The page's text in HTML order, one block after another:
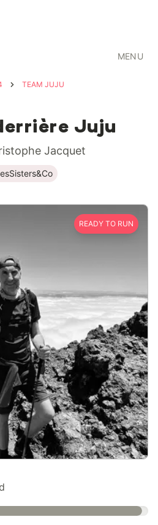
MENU
TEAM JUJU
Juju
Jacquet
READY TO RUN